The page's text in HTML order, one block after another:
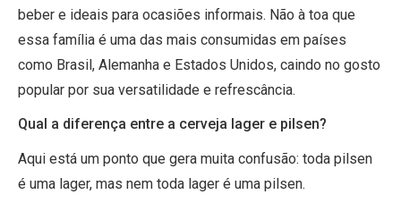
beber e ideais para ocasiões informais. Não à toa que
essa família é uma das mais consumidas em países
como Brasil, Alemanha e Estados Unidos, caindo no gosto
popular por sua versatilidade e refrescância.
Qual a diferença entre a cerveja lager e pilsen?
Aqui está um ponto que gera muita confusão: toda pilsen
é uma lager, mas nem toda lager é uma pilsen.